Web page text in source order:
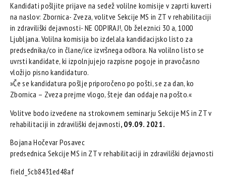
Kandidati pošljite prijave na sedež volilne komisije v zaprti kuverti
na naslov: Zbornica- Zveza, volitve Sekcije MS in ZT v rehabilitaciji
in zdraviliški dejavnosti- NE ODPIRAJ!, Ob železnici 30 a, 1000
Ljubljana. Volilna komisija bo izdelala kandidacijsko listo za
predsednika/co in člane/ice izvršnega odbora. Na volilno listo se
uvrsti kandidate, ki izpolnjujejo razpisne pogoje in pravočasno
vložijo pisno kandidaturo.
»Če se kandidatura pošlje priporočeno po pošti, se za dan, ko
Zbornica – Zveza prejme vlogo, šteje dan oddaje na pošto.«
Volitve bodo izvedene na strokovnem seminarju Sekcije MS in ZT v
rehabilitaciji in zdraviliški dejavnosti, 09.09. 2021.
Bojana Hočevar Posavec
predsednica Sekcije MS in ZT v rehabilitaciji in zdraviliški dejavnosti
field_5cb8431ed48af